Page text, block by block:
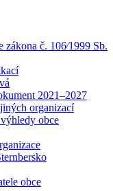
č. 106⁄1999 Sb.
2021–2027
organizací
obce
obce